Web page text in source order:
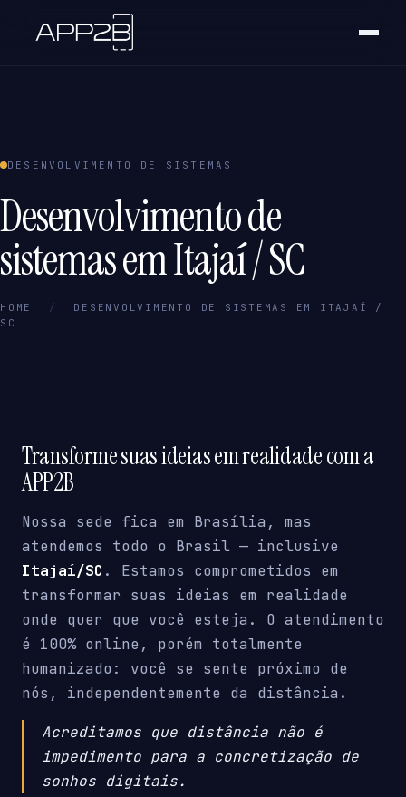
DESENVOLVIMENTO DE SISTEMAS
Desenvolvimento de
sistemas em Itajaí / SC
HOME /
DESENVOLVIMENTO DE SISTEMAS EM ITAJAÍ /
SC
Transforme suas ideias em realidade com a
APP2B
Nossa sede fica em Brasília, mas
atendemos todo o Brasil — inclusive
Itajaí/SC . Estamos comprometidos em
transformar suas ideias em realidade
onde quer que você esteja. O atendimento
é 100% online, porém totalmente
humanizado: você se sente próximo de
nós, independentemente da distância.
Acreditamos que distância não é
impedimento para a concretização de
sonhos digitais.